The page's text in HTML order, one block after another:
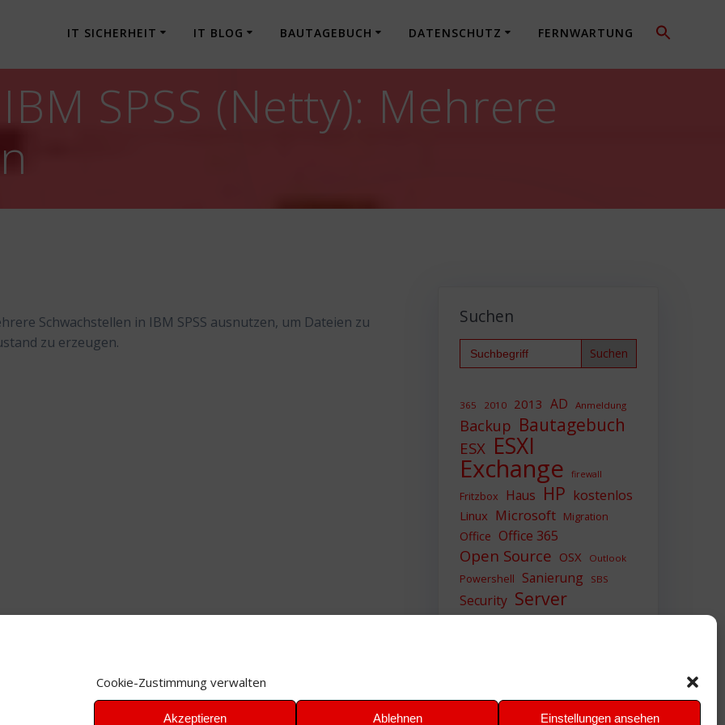
Cookie-Zustimmung verwalten
Akzeptieren Ablehnen Einstellungen ansehen
IT SICHERHEIT IT BLOG BAUTAGEBUCH DATENSCHUTZ FERNWARTUNG
SPSS (Netty): Mehrere
Schwachstellen in IBM SPSS ausnutzen, um Dateien zu
zu erzeugen.
Suchen
Search
for:
365 2010 2013 AD Anmeldung
Backup Bautagebuch
ESX ESXI
Exchange firewall
Fritzbox Haus HP kostenlos
Linux Microsoft Migration
Office Office 365
Open Source OSX Outlook
Powershell Sanierung SBS
Security Server
Sicherheit SIEM
VMWare VPN WAZUH